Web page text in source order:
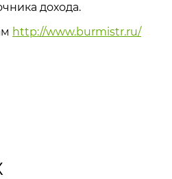
дохода.
http://www.burmistr.ru/